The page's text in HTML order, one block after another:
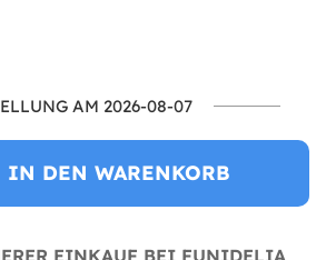
AM 2026-08-07
IN DEN WARENKORB
EINKAUF BEI FUNIDELIA